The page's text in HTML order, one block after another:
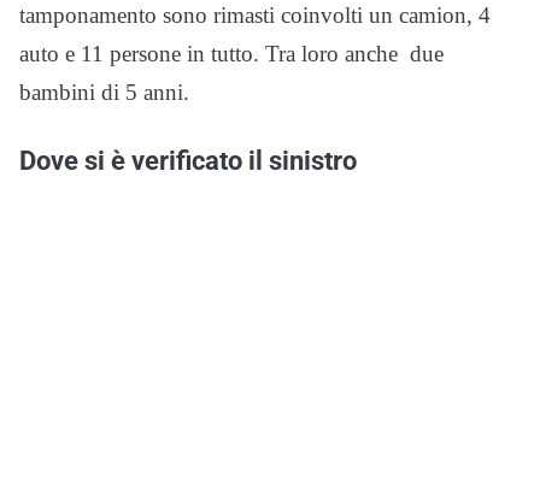
tamponamento sono rimasti coinvolti un camion, 4
auto e 11 persone in tutto. Tra loro anche due
bambini di 5 anni.
Dove si è verificato il sinistro